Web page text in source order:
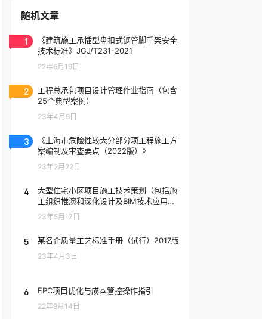
随机文章
1
《建筑施工承插型盘扣式钢管脚手架安全
技术标准》JGJ/T231-2021
22年6月19日
2
工程总承包项目设计管理作业指南（包含
25个典型案例）
23年4月9日
3
《上海市危险性较大分部分项工程施工方
案编制及审查要点（2022版）》
23年2月22日
4
大型住宅小区项目施工技术策划（包括施
工组织推演和深化设计及BIM技术应用
等）
23年5月17日
5 某名企质量工艺标准手册（试行）2017版
23年4月3日
6 EPC项目优化与成本管控操作指引
22年9月14日